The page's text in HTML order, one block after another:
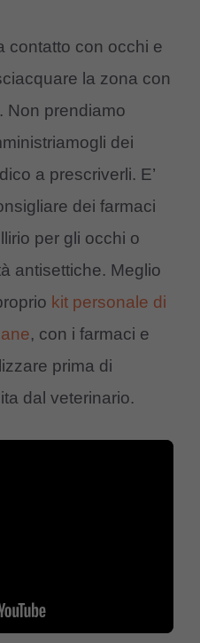
contatto con occhi e
la zona con
. Non prendiamo
dei
a prescriverli. E’
dei farmaci
per gli occhi o
antisettiche. Meglio
kit personale di
, con i farmaci e
prima di
dal veterinario.